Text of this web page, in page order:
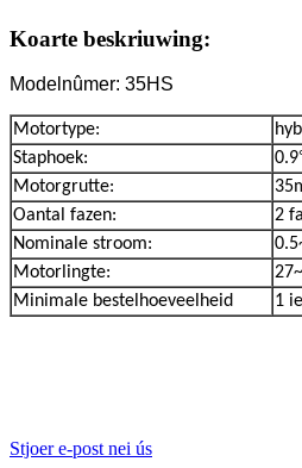
Koarte beskriuwing:
Modelnûmer: 35HS
Motortype:
Staphoek:
0.9
Motorgrutte:
Oantal fazen:
2
Nominale stroom:
Motorlingte:
Minimale bestelhoeveelheid
1
Stjoer e-post nei ús